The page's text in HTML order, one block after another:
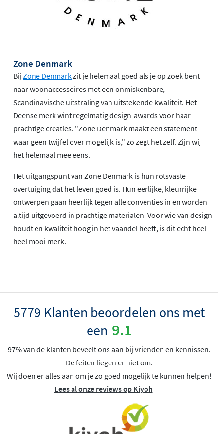
Duurzaamheid en gemak
gemakkelijke onderhoud
behouden hun zachtheid en kleur, zelfs na veelvuldig
wassen. Zo investeer je in een product dat niet alleen
goed voelt, maar ook lang meegaat en bijdraagt aan een
duurzamere levensstijl.
Zone Denmark
Bij Zone Denmarkzit je helemaal goed als je op zoek bent
naar woonaccessoires met een onmiskenbare,
Scandinavische uitstraling van uitstekende kwaliteit. Het
Deense merk wint regelmatig design-awards voor haar
prachtige creaties. "Zone Denmark maakt een statement
waar geen twijfel over mogelijk is," zo zegt het zelf. Zijn wij
het helemaal mee eens.
Het uitgangspunt van Zone Denmark is hun rotsvaste
overtuiging dat het leven goed is. Hun eerlijke, kleurrijke
ontwerpen gaan heerlijk tegen alle conventies in en worden
altijd uitgevoerd in prachtige materialen. Voor wie van design
houdt en kwaliteit hoog in het vaandel heeft, is dit echt heel
heel mooi merk.
5779 Klanten beoordelen ons met
een 9.1
97% van de klanten beveelt ons aan bij vrienden en kennissen.
De feiten liegen er niet om.
Wij doen er alles aan om je zo goed mogelijk te kunnen helpen!
Lees al onze reviews op Kiyoh